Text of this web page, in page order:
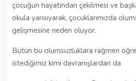
çocuğun hayatından çekilmesi ve
okula yansıyarak, çocuklarımızda
gelişmesine neden oluyor.
Bütün bu olumsuzluklara rağmen
istediğimiz kimi davranışlardan da